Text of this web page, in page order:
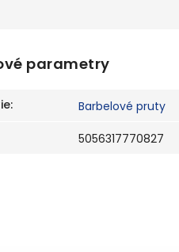
parametry
:
Barbelové pruty
5056317770827